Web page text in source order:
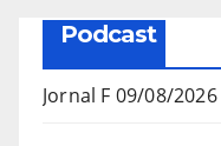
Podcast
Jornal F 09/08/2026